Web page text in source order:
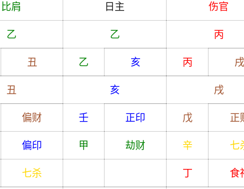
比肩 日主 伤官
乙 乙 丙
丑 乙 亥 丙 戌
丑 亥 戌
偏财 壬 正印 戊 正
偏印 甲 劫财 辛 七
七杀 丁 食